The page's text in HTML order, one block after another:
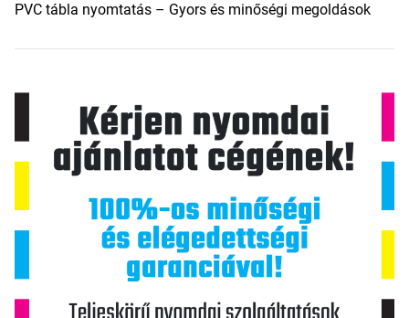
PVC tábla nyomtatás – Gyors és minőségi megoldások